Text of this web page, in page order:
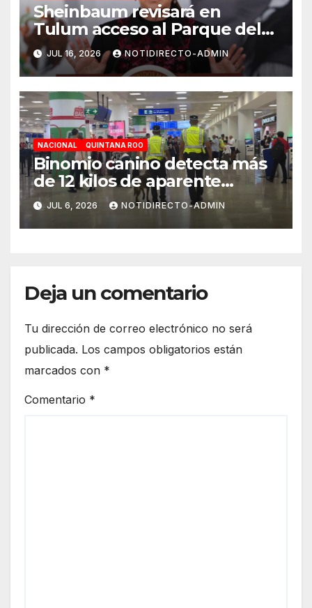
Sheinbaum revisará en
Tulum acceso al Parque del
Jaguar, sargazo y Tren Maya
de carga
JUL 16, 2026 NOTIDIRECTO-ADMIN
NACIONAL QUINTANA ROO
Binomio canino detecta más
de 12 kilos de aparente
cocaína en el Aeropuerto de
Cancún
JUL 6, 2026 NOTIDIRECTO-ADMIN
Deja un comentario
Tu dirección de correo electrónico no será
publicada. Los campos obligatorios están
marcados con *
Comentario *